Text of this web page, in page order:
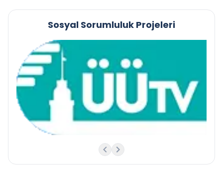
Sosyal Sorumluluk Projeleri